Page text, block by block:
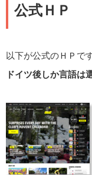
公式ＨＰ
以下が公式のＨＰで
ドイツ後しか言語は